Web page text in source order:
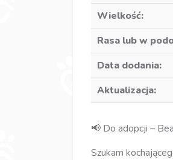
Wielkość:
Rasa lub w
Data dodania:
Aktualizacja:
📢 Do adopcji –
Szukam